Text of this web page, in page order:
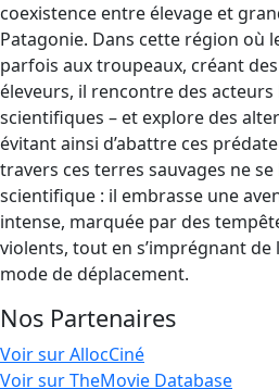
coexistence entre élevage et
Patagonie. Dans cette région où
parfois aux troupeaux, créant
éleveurs, il rencontre des acteurs
scientifiques – et explore des
évitant ainsi d’abattre ces
travers ces terres sauvages ne
scientifique : il embrasse une
intense, marquée par des
violents, tout en s’imprégnant de
mode de déplacement.
Nos Partenaires
Voir sur AllocCiné
Voir sur TheMovie Database